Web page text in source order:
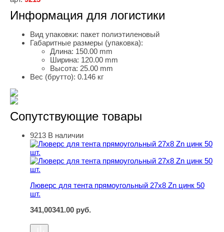
Информация для логистики
Вид упаковки: пакет полиэтиленовый
Габаритные размеры (упаковка):
Длина: 150.00 mm
Ширина: 120.00 mm
Высота: 25.00 mm
Вес (брутто): 0.146 кг
Сопутствующие товары
Люверс для тента прямоугольный 27х8 Zn цинк 50 шт.
9213 В наличии
Люверс для тента прямоугольный 27х8 Zn цинк 50
шт.
341,00341.00 руб.